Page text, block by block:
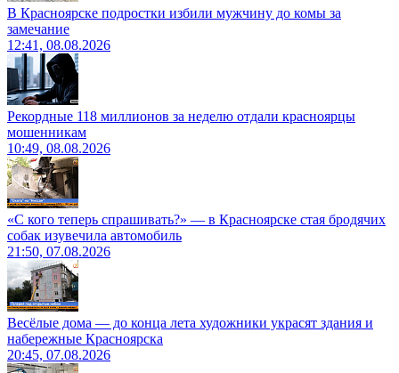
В Красноярске подростки избили мужчину до комы за
замечание
12:41, 08.08.2026
Рекордные 118 миллионов за неделю отдали красноярцы
мошенникам
10:49, 08.08.2026
«С кого теперь спрашивать?» — в Красноярске стая бродячих
собак изувечила автомобиль
21:50, 07.08.2026
Весёлые дома — до конца лета художники украсят здания и
набережные Красноярска
20:45, 07.08.2026